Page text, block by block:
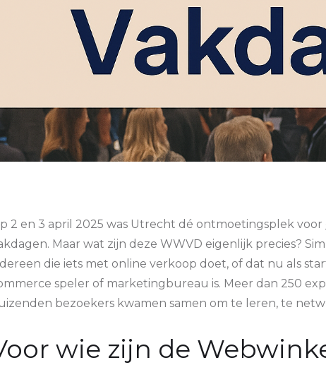
2 en 3 april 2025 was Utrecht dé ontmoetingsplek voor
Maar wat zijn deze WWVD eigenlijk precies?
die iets met online verkoop doet, of dat nu als
speler of marketingbureau is. Meer dan 250
bezoekers kwamen samen om te leren, te
wie zijn de